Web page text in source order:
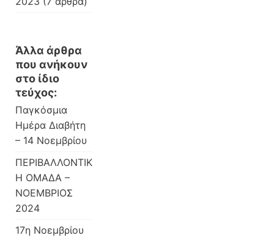
Άλλα άρθρα
που ανήκουν
στο ίδιο
τεύχος:
Παγκόσμια
Ημέρα Διαβήτη
– 14 Νοεμβρίου
ΠΕΡΙΒΑΛΛΟΝΤΙΚ
Η ΟΜΑΔΑ –
ΝΟΕΜΒΡΙΟΣ
2024
17η Noεμβρίου